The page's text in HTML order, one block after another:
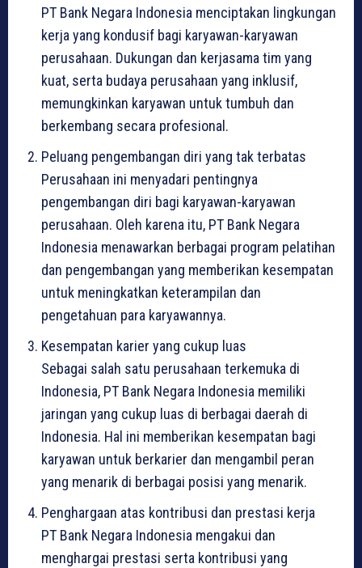
PT Bank Negara Indonesia menciptakan lingkungan
kerja yang kondusif bagi karyawan-karyawan
perusahaan. Dukungan dan kerjasama tim yang
kuat, serta budaya perusahaan yang inklusif,
memungkinkan karyawan untuk tumbuh dan
berkembang secara profesional.
Peluang pengembangan diri yang tak terbatas
Perusahaan ini menyadari pentingnya
pengembangan diri bagi karyawan-karyawan
perusahaan. Oleh karena itu, PT Bank Negara
Indonesia menawarkan berbagai program pelatihan
dan pengembangan yang memberikan kesempatan
untuk meningkatkan keterampilan dan
pengetahuan para karyawannya.
Kesempatan karier yang cukup luas
Sebagai salah satu perusahaan terkemuka di
Indonesia, PT Bank Negara Indonesia memiliki
jaringan yang cukup luas di berbagai daerah di
Indonesia. Hal ini memberikan kesempatan bagi
karyawan untuk berkarier dan mengambil peran
yang menarik di berbagai posisi yang menarik.
Penghargaan atas kontribusi dan prestasi kerja
PT Bank Negara Indonesia mengakui dan
menghargai prestasi serta kontribusi yang